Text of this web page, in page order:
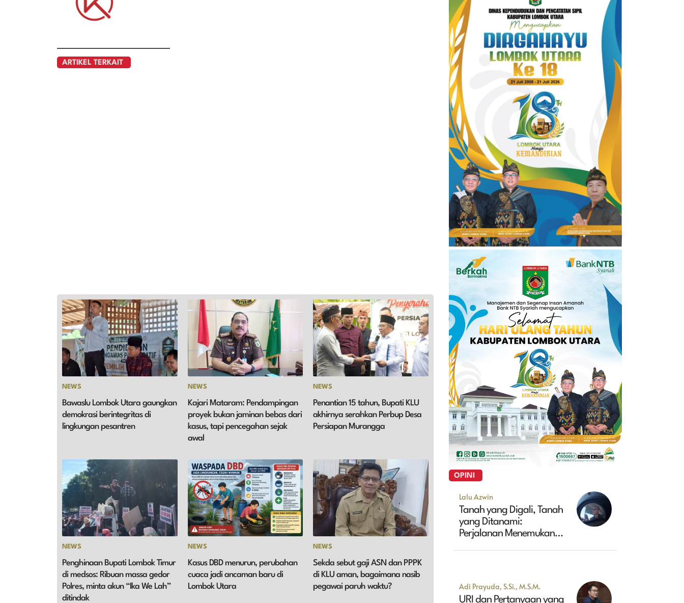
ARTIKEL TERKAIT
NEWS
Bawaslu Lombok Utara gaungkan
demokrasi berintegritas di
lingkungan pesantren
NEWS
Kajari Mataram: Pendampingan
proyek bukan jaminan bebas dari
kasus, tapi pencegahan sejak
awal
NEWS
Penantian 15 tahun, Bupati KLU
akhirnya serahkan Perbup Desa
Persiapan Murangga
NEWS
Penghinaan Bupati Lombok Timur
di medsos: Ribuan massa gedor
Polres, minta akun “Ika We Lah”
ditindak
NEWS
Kasus DBD menurun, perubahan
cuaca jadi ancaman baru di
Lombok Utara
NEWS
Sekda sebut gaji ASN dan PPPK
di KLU aman, bagaimana nasib
pegawai paruh waktu?
OPINI
Lalu Azwin
Tanah yang Digali, Tanah
yang Ditanami:
Perjalanan Menemukan
Adi Prayuda, S.Si., M.S.M.
URI dan Pertanyaan yang